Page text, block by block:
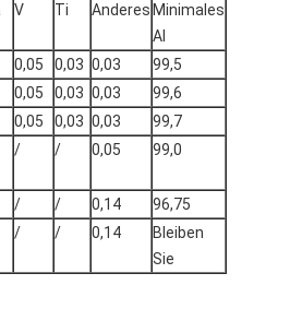
V Ti Anderes Minimales
Al
0,05 0,03 0,03
99,5
0,05 0,03 0,03
99,6
0,05 0,03 0,03
99,7
/ / 0,05 99,0
/ / 0,14
96,75
/ / 0,14
Bleiben
Sie